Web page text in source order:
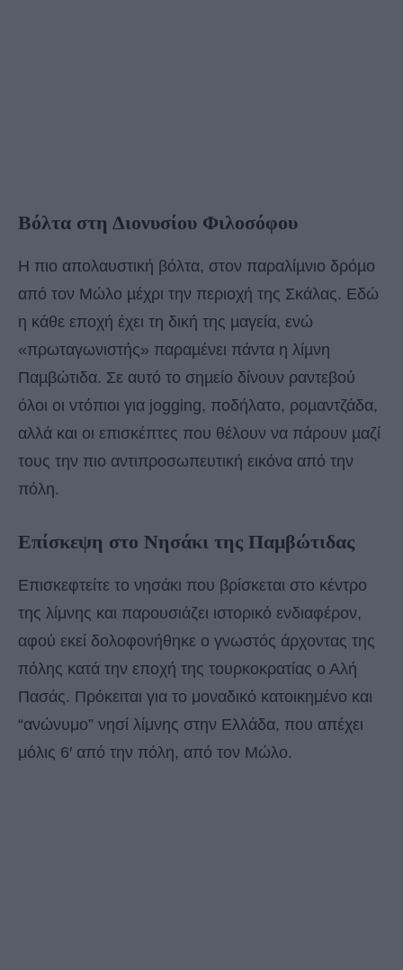
Βόλτα στη Διονυσίου Φιλοσόφου
Η πιο απολαυστική βόλτα, στον παραλίµνιο δρόµο
από τον Μώλο µέχρι την περιοχή της Σκάλας. Εδώ
η κάθε εποχή έχει τη δική της µαγεία, ενώ
«πρωταγωνιστής» παραµένει πάντα η λίµνη
Παµβώτιδα. Σε αυτό το σηµείο δίνουν ραντεβού
όλοι οι ντόπιοι για jogging, ποδήλατο, ροµαντζάδα,
αλλά και οι επισκέπτες που θέλουν να πάρουν µαζί
τους την πιο αντιπροσωπευτική εικόνα από την
πόλη.
Επίσκεψη στο Νησάκι της Παμβώτιδας
Επισκεφτείτε το νησάκι που βρίσκεται στο κέντρο
της λίμνης και παρουσιάζει ιστορικό ενδιαφέρον,
αφού εκεί δολοφονήθηκε ο γνωστός άρχοντας της
πόλης κατά την εποχή της τουρκοκρατίας ο Αλή
Πασάς. Πρόκειται για το μοναδικό κατοικημένο και
“ανώνυμο” νησί λίμνης στην Ελλάδα, που απέχει
μόλις 6′ από την πόλη, από τον Μώλο.